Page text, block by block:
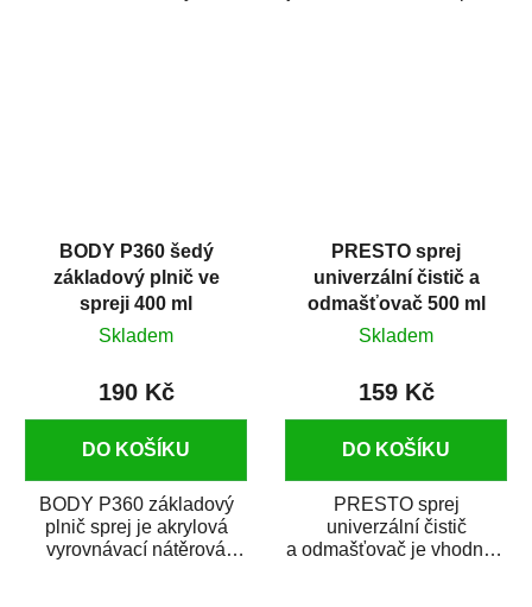
BODY P360 šedý
základový plnič ve
spreji 400 ml
Skladem
190 Kč
DO KOŠÍKU
BODY P360 základový
plnič sprej je akrylová
vyrovnávací nátěrová
PRESTO sprej
univerzální čistič a
odmašťovač 500 ml
Skladem
159 Kč
DO KOŠÍKU
PRESTO sprej
univerzální čistič
a odmašťovač je vhodný k